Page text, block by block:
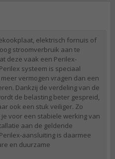
elektrisch fornuis of
stroomverbruik aan te
deze vaak een Perilex-
systeem is speciaal
vermogen vragen dan een
Dankzij de verdeling van de
de belasting beter gespreid,
ook een stuk veiliger. Zo
voor een stabiele werking van
aan de geldende
aansluiting is daarmee
en duurzame